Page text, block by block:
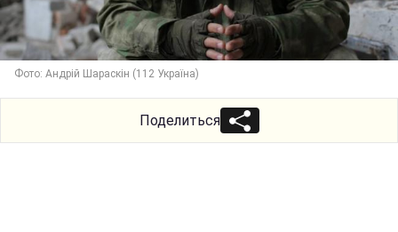
Фото: Андрій Шараскін (112 Україна)
Поделиться